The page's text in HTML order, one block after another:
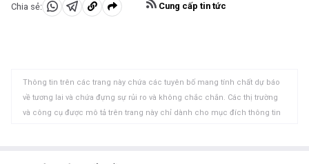
Chia sẻ:
Chia Chia Sao
tạm
Cung cấp tin tức
Thông tin trên các trang này chứa các tuyên bố mang tính chất dự báo
về tương lai và chứa đựng sự rủi ro và không chắc chắn. Các thị trường
và công cụ được mô tả trên trang này chỉ dành cho mục đích thông tin